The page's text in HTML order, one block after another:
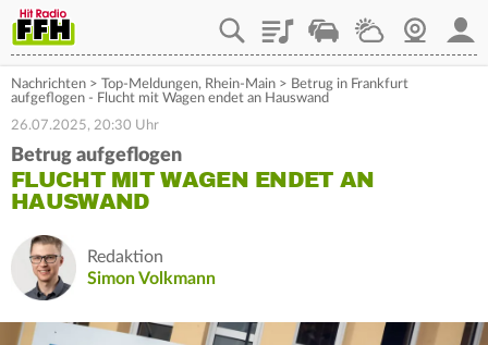
PlaylistStaupilotWetterWebcam
Nachrichten > Top-Meldungen, Rhein-Main > Betrug in Frankfurt
aufgeflogen - Flucht mit Wagen endet an Hauswand
26.07.2025, 20:30 Uhr
Betrug aufgeflogen
FLUCHT MIT WAGEN ENDET AN
HAUSWAND
Redaktion
Simon Volkmann